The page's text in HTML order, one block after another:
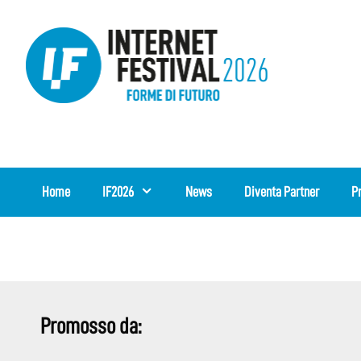
contenuto
Home IF2026 News Diventa Partner
Promosso da: